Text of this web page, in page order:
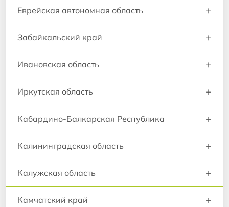
Еврейская автономная область +
Забайкальский край +
Ивановская область +
Иркутская область +
Кабардино-Балкарская Республика +
Калининградская область +
Калужская область +
Камчатский край +